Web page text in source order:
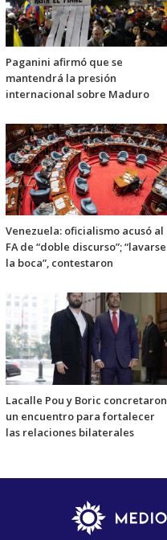
Paganini afirmó que se
mantendrá la presión
internacional sobre Maduro
Venezuela: oficialismo acusó al
FA de “doble discurso”; “lavarse
la boca”, contestaron
Lacalle Pou y Boric concretaron
un encuentro para fortalecer
las relaciones bilaterales